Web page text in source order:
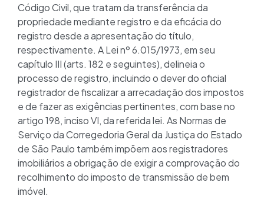
Código Civil, que tratam da transferência da
propriedade mediante registro e da eficácia do
registro desde a apresentação do título,
respectivamente. A Lei nº 6.015/1973, em seu
capítulo III (arts. 182 e seguintes), delineia o
processo de registro, incluindo o dever do oficial
registrador de fiscalizar a arrecadação dos impostos
e de fazer as exigências pertinentes, com base no
artigo 198, inciso VI, da referida lei. As Normas de
Serviço da Corregedoria Geral da Justiça do Estado
de São Paulo também impõem aos registradores
imobiliários a obrigação de exigir a comprovação do
recolhimento do imposto de transmissão de bem
imóvel.